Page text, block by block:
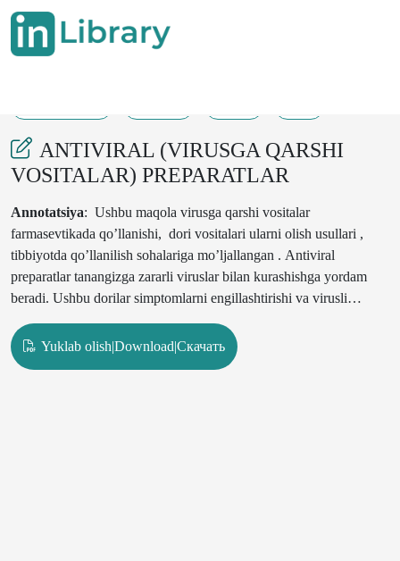
ANTIVIRAL (VIRUSGA QARSHI
VOSITALAR) PREPARATLAR
Annotatsiya: Ushbu maqola virusga qarshi vositalar
farmasevtikada qo’llanishi, dori vositalari ularni olish usullari ,
tibbiyotda qo’llanilish sohalariga mo’ljallangan . Antiviral
preparatlar tanangizga zararli viruslar bilan kurashishga yordam
beradi. Ushbu dorilar simptomlarni engillashtirishi va virusli
vositalar, shuningdek, gerpes va OIVni keltirib chiqaradigan
viruslarni yuqtirish yoki tarqatish xavfini kamaytiradi..
Yuklab olish|Download|Скачать